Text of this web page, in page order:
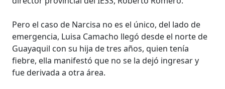
Pero el caso de Narcisa no es el único, del lado de
emergencia, Luisa Camacho llegó desde el norte de
Guayaquil con su hija de tres años, quien tenía
fiebre, ella manifestó que no se la dejó ingresar y
fue derivada a otra área.